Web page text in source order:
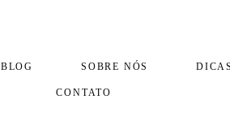
BLOG SOBRE NÓS
CONTATO